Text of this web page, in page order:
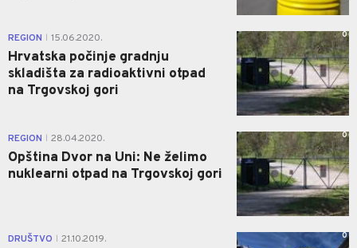
REGION 15.06.2020.
Hrvatska počinje gradnju
skladišta za radioaktivni otpad
na Trgovskoj gori
0
REGION 28.04.2020.
Opština Dvor na Uni: Ne želimo
nuklearni otpad na Trgovskoj gori
0
DRUŠTVO 21.10.2019. 0